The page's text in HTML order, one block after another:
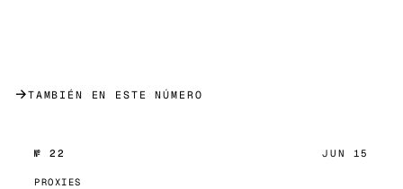
→TAMBIÉN EN ESTE NÚMERO
№ 22 JUN 15
PROXIES